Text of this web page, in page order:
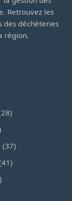
Retrouvez les
des déchèteries
région.
(37)